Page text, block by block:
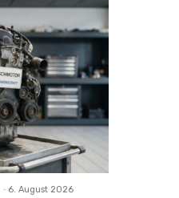
- 6. August 2026